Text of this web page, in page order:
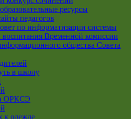
ресурсы
педагогов
по информатизации системы
воспитания Временной комиссии
общества Совета
в школу
ОРКСЭ
к одежде